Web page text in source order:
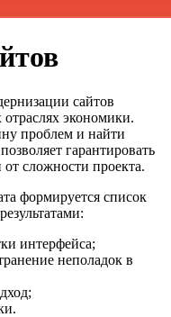
сайтов
экономики.
проблем и найти
гарантировать
от сложности проекта.
формируется список
интерфейса;
неполадок в